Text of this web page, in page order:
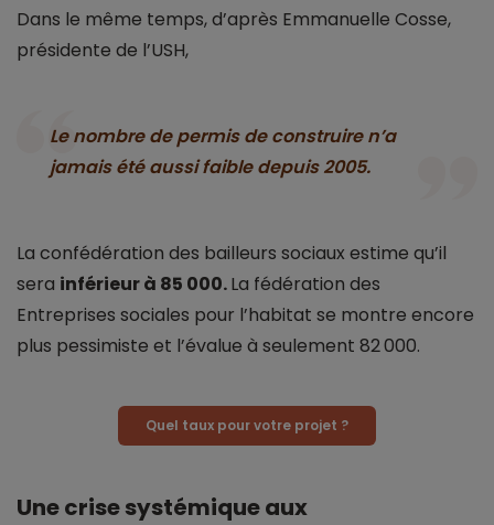
Dans le même temps, d’après Emmanuelle Cosse,
présidente de l’USH,
Le nombre de permis de construire n’a
jamais été aussi faible depuis 2005.
La confédération des bailleurs sociaux estime qu’il
sera inférieur à 85 000.La fédération des
Entreprises sociales pour l’habitat se montre encore
plus pessimiste et l’évalue à seulement 82 000.
Quel taux pour votre projet ?
Une crise systémique aux